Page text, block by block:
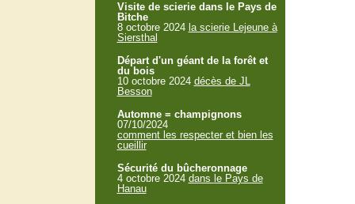
Visite de scierie dans le Pays de
Bitche
8 octobre 2024 la scierie Lejeune à
Siersthal
Départ d'un géant de la forêt et
du bois
10 octobre 2024 décès de JL
Besson
Automne = champignons
07/10/2024
comment les respecter et bien les
cueillir
Sécurité du bûcheronnage
4 octobre 2024 dans le Pays de
Hanau